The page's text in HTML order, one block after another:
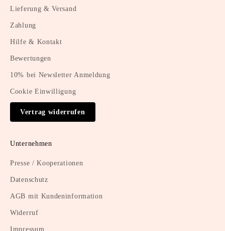
Lieferung & Versand
Zahlung
Hilfe & Kontakt
Bewertungen
10% bei Newsletter Anmeldung
Cookie Einwilligung
Vertrag widerrufen
Unternehmen
Presse / Kooperationen
Datenschutz
AGB mit Kundeninformation
Widerruf
Impressum